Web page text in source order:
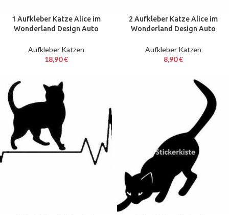
1 Aufkleber Katze Alice im
Wonderland Design Auto
JDM
Aufkleber Katzen
18,90€
2 Aufkleber Katze Alice im
Wonderland Design Auto
JDM
Aufkleber Katzen
8,90€